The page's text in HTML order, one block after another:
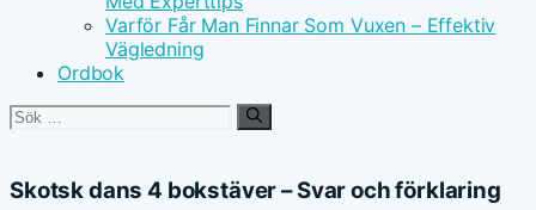
Varför Får Man Finnar Som Vuxen – Effektiv
Vägledning
Ordbok
Sök
Skotsk dans 4 bokstäver – Svar och förklaring